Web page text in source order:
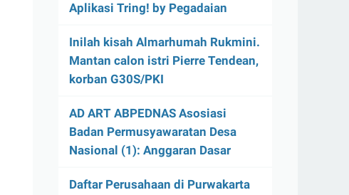
Aplikasi Tring! by Pegadaian
Inilah kisah Almarhumah Rukmini.
Mantan calon istri Pierre Tendean,
korban G30S/PKI
AD ART ABPEDNAS Asosiasi
Badan Permusyawaratan Desa
Nasional (1): Anggaran Dasar
Daftar Perusahaan di Purwakarta